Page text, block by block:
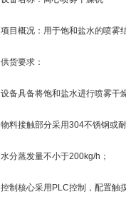
项目概况：用于饱和盐水的喷雾
供货要求：
设备具备将饱和盐水进行喷雾干
物料接触部分采用304不锈钢或
水分蒸发量不小于200kg/h；
控制核心采用PLC控制，配置触